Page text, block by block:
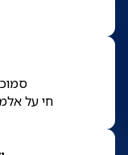
חי על